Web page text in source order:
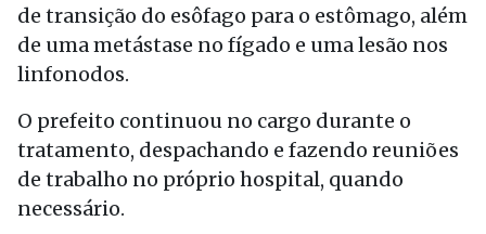
de transição do esôfago para o estômago, além
de uma metástase no fígado e uma lesão nos
linfonodos.
O prefeito continuou no cargo durante o
tratamento, despachando e fazendo reuniões
de trabalho no próprio hospital, quando
necessário.